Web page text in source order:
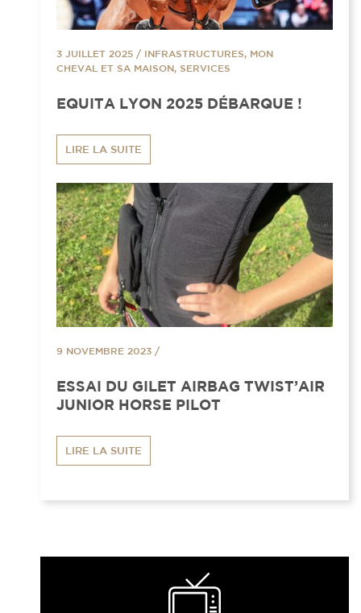
3 JUILLET 2025 / INFRASTRUCTURES, MON
CHEVAL ET SA MAISON, SERVICES
EQUITA LYON 2025 DÉBARQUE !
LIRE LA SUITE
9 NOVEMBRE 2023 /
ESSAI DU GILET AIRBAG TWIST’AIR
JUNIOR HORSE PILOT
LIRE LA SUITE